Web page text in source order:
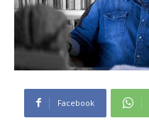
Facebook